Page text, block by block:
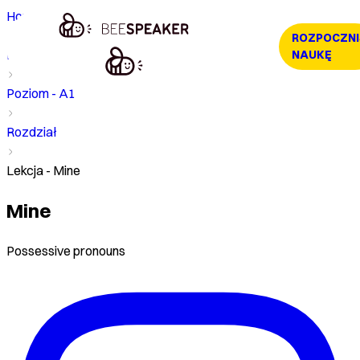
NAUKĘ
Home
Kurs
Poziom - A1
Rozdział
Lekcja - Mine
Mine
Possessive pronouns